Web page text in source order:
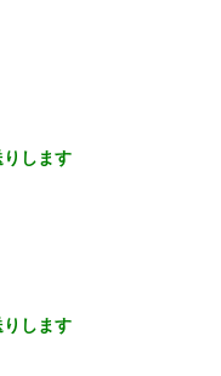
信じられない言葉を受
もし、玄関にもシャッ
してｗ」→ 待つこと１
」上司「今は私が話し
きなさい！」私「それ
りします
りします